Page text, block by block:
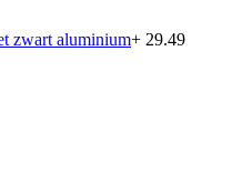
zwart aluminium+ 29.49